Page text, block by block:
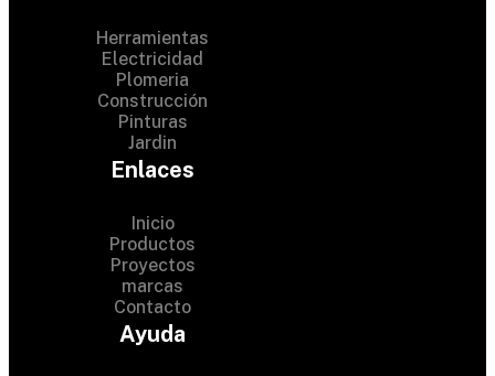
Herramientas
Electricidad
Plomeria
Construcción
Pinturas
Jardin
Enlaces
Inicio
Productos
Proyectos
marcas
Contacto
Ayuda